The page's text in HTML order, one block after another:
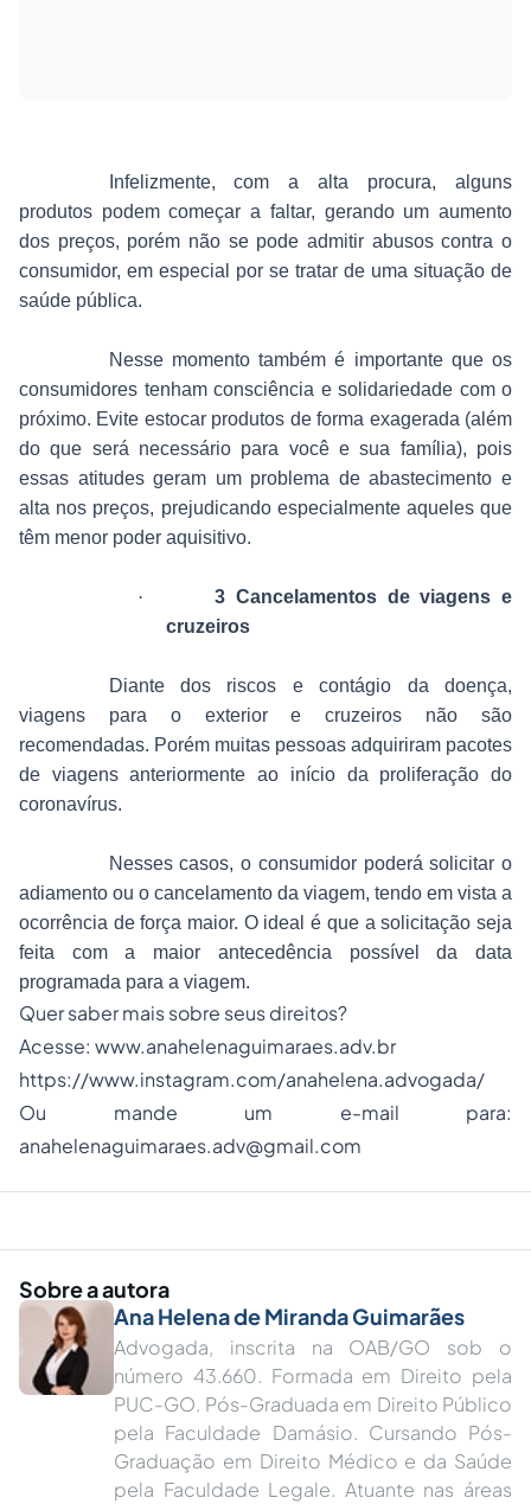
Infelizmente, com a alta procura, alguns
produtos podem começar a faltar, gerando um aumento
dos preços, porém não se pode admitir abusos contra o
consumidor, em especial por se tratar de uma situação de
saúde pública.
Nesse momento também é importante que os
consumidores tenham consciência e solidariedade com o
próximo. Evite estocar produtos de forma exagerada (além
do que será necessário para você e sua família), pois
essas atitudes geram um problema de abastecimento e
alta nos preços, prejudicando especialmente aqueles que
têm menor poder aquisitivo.
·
3 Cancelamentos de viagens e
cruzeiros
Diante dos riscos e contágio da doença,
viagens para o exterior e cruzeiros não são
recomendadas. Porém muitas pessoas adquiriram pacotes
de viagens anteriormente ao início da proliferação do
coronavírus.
Nesses casos, o consumidor poderá solicitar o
adiamento ou o cancelamento da viagem, tendo em vista a
ocorrência de força maior. O ideal é que a solicitação seja
feita com a maior antecedência possível da data
programada para a viagem.
Quer saber mais sobre seus direitos?
Acesse: www.anahelenaguimaraes.adv.br
https://www.instagram.com/anahelena.advogada/
Ou mande um e-mail para:
anahelenaguimaraes.adv@gmail.com
Sobre a autora
Ana Helena de Miranda Guimarães
Advogada, inscrita na OAB/GO sob o
número 43.660. Formada em Direito pela
PUC-GO. Pós-Graduada em Direito Público
pela Faculdade Damásio. Cursando Pós-
Graduação em Direito Médico e da Saúde
pela Faculdade Legale. Atuante nas áreas